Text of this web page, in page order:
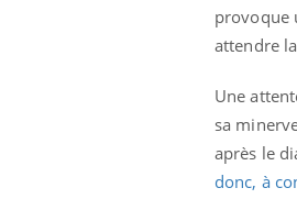
provoque
attendre
Une
sa
après le
donc, à
Eczéma
expliquer ma
Il y a des sujets qui
d'autres non ! D'un
questions sur la